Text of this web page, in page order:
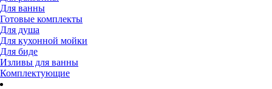
Для ванны
Готовые комплекты
Для душа
Для кухонной мойки
Для биде
Изливы для ванны
Комплектующие